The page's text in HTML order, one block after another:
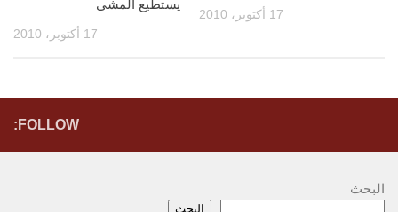
يستطيع المشى
17 أكتوبر، 2010
17 أكتوبر، 2010
FOLLOW:
البحث
البحث